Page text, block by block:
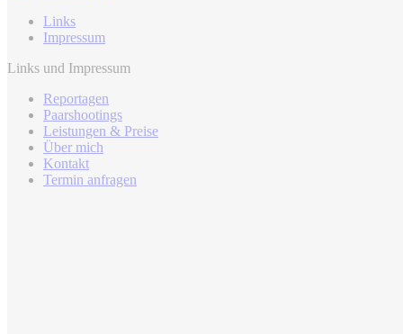
Links
Impressum
Links und Impressum
Reportagen
Paarshootings
Leistungen & Preise
Über mich
Kontakt
Termin anfragen